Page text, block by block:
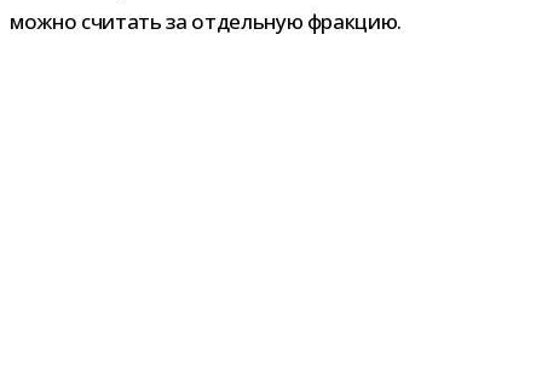
можно счи­тать за отдель­ную фракцию.